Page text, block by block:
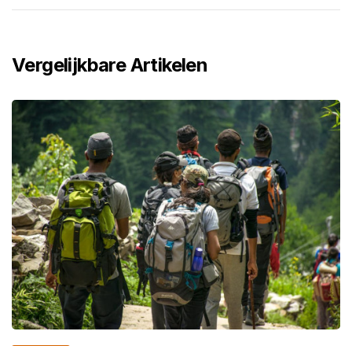
Vergelijkbare Artikelen